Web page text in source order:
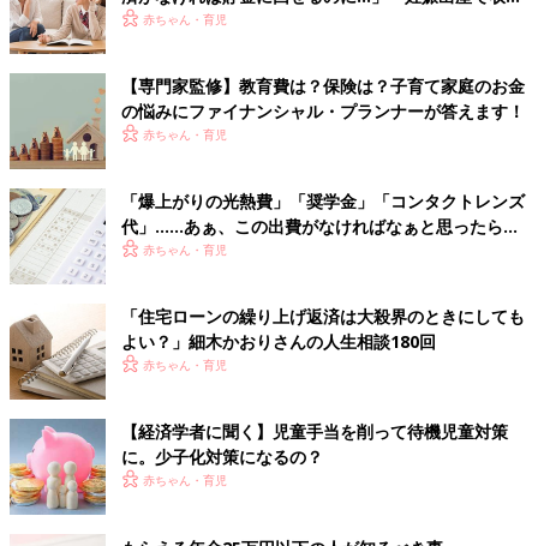
がなくなり心配…」お金のプロがアドバイス
赤ちゃん・育児
【専門家監修】教育費は？保険は？子育て家庭のお金
の悩みにファイナンシャル・プランナーが答えます！
赤ちゃん・育児
「爆上がりの光熱費」「奨学金」「コンタクトレンズ
代」……あぁ、この出費がなければなぁと思ったら家
計を見直すチャンス到来！と、FPがアドバイス
赤ちゃん・育児
「住宅ローンの繰り上げ返済は大殺界のときにしても
よい？」細木かおりさんの人生相談180回
赤ちゃん・育児
【経済学者に聞く】児童手当を削って待機児童対策
に。少子化対策になるの？
赤ちゃん・育児